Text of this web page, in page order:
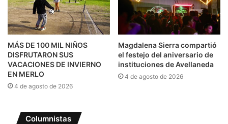
MÁS DE 100 MIL NIÑOS
DISFRUTARON SUS
VACACIONES DE INVIERNO
EN MERLO
4 de agosto de 2026
Magdalena Sierra compartió
el festejo del aniversario de
instituciones de Avellaneda
4 de agosto de 2026
Columnistas